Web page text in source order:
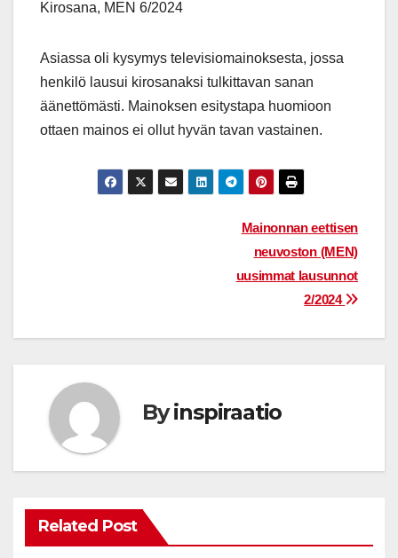
Kirosana, MEN 6/2024
Asiassa oli kysymys televisiomainoksesta, jossa
henkilö lausui kirosanaksi tulkittavan sanan
äänettömästi. Mainoksen esitystapa huomioon
ottaen mainos ei ollut hyvän tavan vastainen.
Mainonnan eettisen
neuvoston (MEN)
uusimmat lausunnot
2/2024
Byinspiraatio
Related Post